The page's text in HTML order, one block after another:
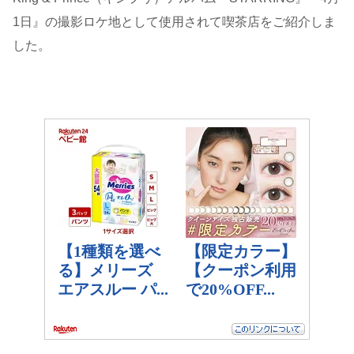
1日』の撮影ロケ地として使用されて喫茶店をご紹介しま
した。